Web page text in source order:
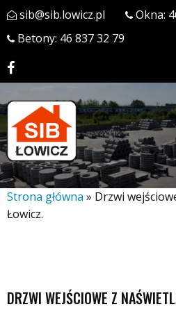
sib@sib.lowicz.pl Okna:
Betony: 46 837 32 79
Strona główna » Drzwi
Łowicz.
DRZWI WEJŚCIOWE Z